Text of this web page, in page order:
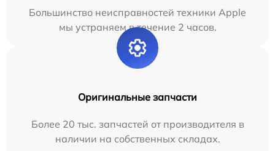
Большинство неисправностей техники Apple
мы устраняем в течение 2 часов.
Оригинальные запчасти
Более 20 тыс. запчастей от производителя в
наличии на собственных складах.